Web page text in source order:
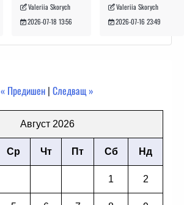
Valeriia Skorych
2026-07-18 13:56
Valeriia Skorych
2026-07-16 23:49
« Предишен | Следващ »
Август 2026
Ср Чт Пт Сб Нд
1 2